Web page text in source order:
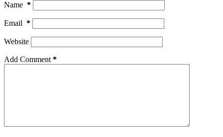
Name *
Email *
Website
Add Comment *